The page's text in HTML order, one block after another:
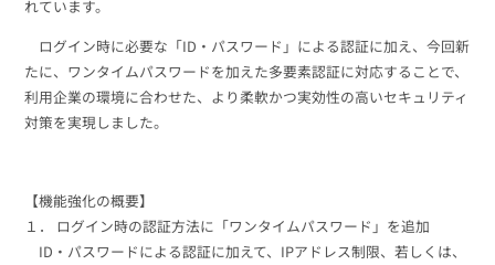
れています。
ログイン時に必要な「ID・パスワード」による認証に加え、今回新
たに、ワンタイムパスワードを加えた多要素認証に対応することで、
利用企業の環境に合わせた、より柔軟かつ実効性の高いセキュリティ
対策を実現しました。
【機能強化の概要】
１． ログイン時の認証方法に「ワンタイムパスワード」を追加
ID・パスワードによる認証に加えて、IPアドレス制限、若しくは、